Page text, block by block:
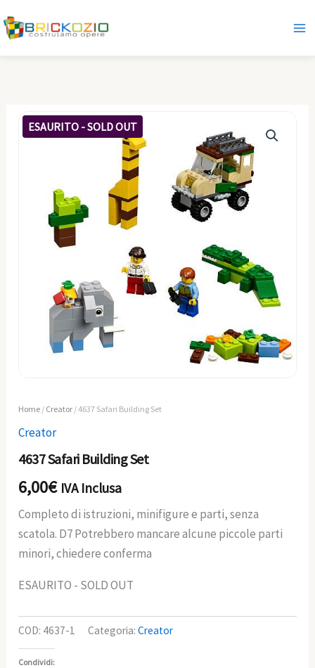
al
ESAURITO - SOLD OUT
Home / Creator / 4637 Safari Building Set
Creator
4637 Safari Building Set
6,00€ IVA Inclusa
Completo di istruzioni, minifigure e parti, senza
scatola. D7 Potrebbero mancare alcune piccole parti
minori, chiedere conferma
ESAURITO - SOLD OUT
COD: 4637-1 Categoria:Creator
Condividi: